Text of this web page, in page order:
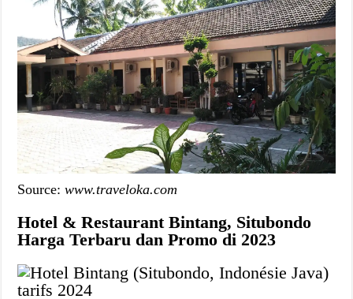
Source:www.traveloka.com
Hotel & Restaurant Bintang, Situbondo
Harga Terbaru dan Promo di 2023